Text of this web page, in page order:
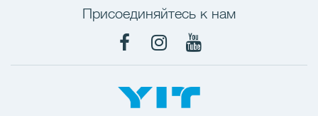
Присоединяйтесь к нам
FacebookInstagram
YouTube